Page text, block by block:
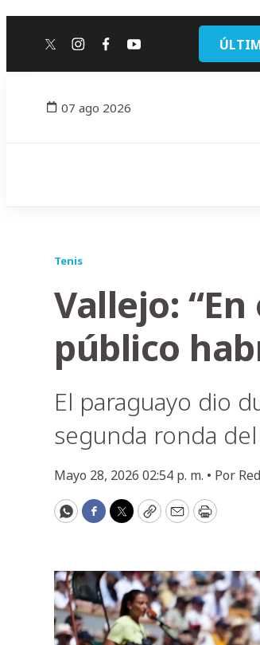
twitterinstagram
facebook
youtube
07 ago 2026
Tenis
Vallejo:
público
El paraguayo dio
segunda ronda
Mayo 28, 2026 02:54 p. m. • Por
WhatsApp
Facebook
Twitter
CopyEmailPrint